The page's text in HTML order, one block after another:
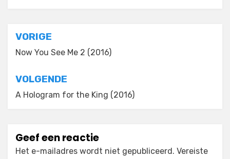
Bericht
navigatie
VORIGE
Now You See Me 2 (2016)
VOLGENDE
A Hologram for the King (2016)
Geef een reactie
Het e-mailadres wordt niet gepubliceerd. Vereiste